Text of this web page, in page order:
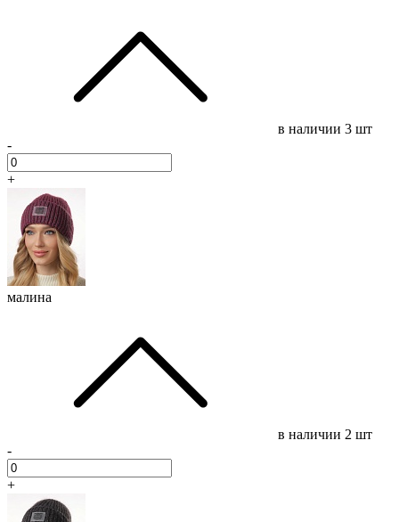
в наличии 3 шт
-
+
малина
в наличии 2 шт
-
+